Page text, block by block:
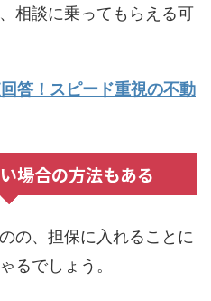
相談に乗ってもらえる可
答！スピード重視の不動
場合の方法もある
の、担保に入れることに
るでしょう。